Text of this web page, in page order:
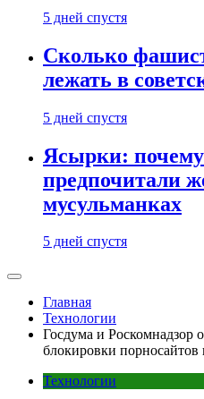
5 дней спустя
Сколько
лежать в
5 дней спустя
Ясырки:
предпочитали
мусульманках
5 дней спустя
Главная
Технологии
Госдума и Роскомнадзор
блокировки порносайтов
Технологии